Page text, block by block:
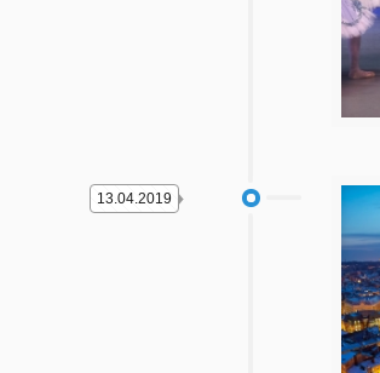
13.04.2019